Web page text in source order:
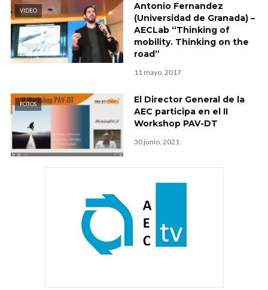
VIDEO
Antonio Fernandez
(Universidad de Granada) –
AECLab “Thinking of
mobility. Thinking on the
road”
11 mayo, 2017
FOTOS
El Director General de la
AEC participa en el II
Workshop PAV-DT
30 junio, 2021